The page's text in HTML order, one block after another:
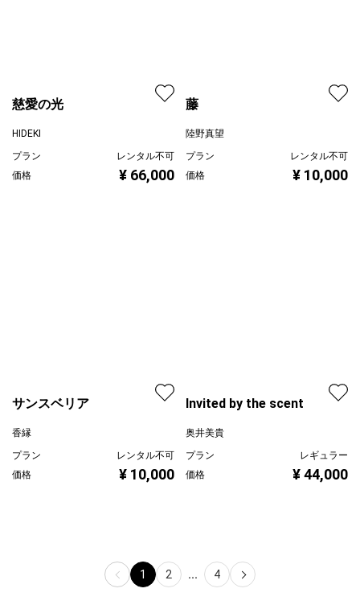
慈愛の光
HIDEKI
プラン
レンタル不可
価格
¥ 66,000
藤
陸野真望
プラン
レンタル不可
価格
¥ 10,000
サンスベリア
香縁
プラン
レンタル不可
価格
¥ 10,000
Invited by the scent
奥井美貴
プラン
レギュラー
価格
¥ 44,000
1 2 ... 4